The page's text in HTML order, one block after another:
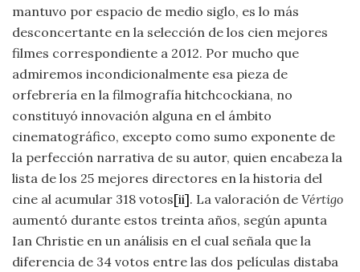
mantuvo por espacio de medio siglo, es lo más
desconcertante en la selección de los cien mejores
filmes correspondiente a 2012. Por mucho que
admiremos incondicionalmente esa pieza de
orfebrería en la filmografía hitchcockiana, no
constituyó innovación alguna en el ámbito
cinematográfico, excepto como sumo exponente de
la perfección narrativa de su autor, quien encabeza la
lista de los 25 mejores directores en la historia del
cine al acumular 318 votos[ii]. La valoración de Vértigo
aumentó durante estos treinta años, según apunta
Ian Christie en un análisis en el cual señala que la
diferencia de 34 votos entre las dos películas distaba